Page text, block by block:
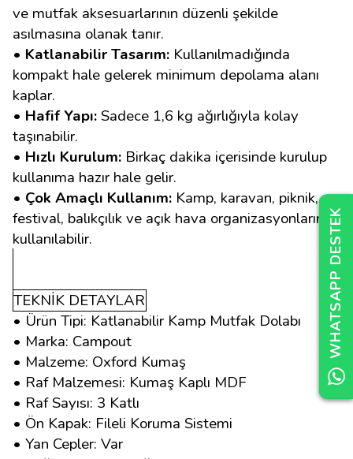
ve mutfak aksesuarlarının düzenli şekilde
asılmasına olanak tanır.
• Katlanabilir Tasarım: Kullanılmadığında
kompakt hale gelerek minimum depolama alanı
kaplar.
• Hafif Yapı:Sadece 1,6 kg ağırlığıyla kolay
taşınabilir.
• Hızlı Kurulum: Birkaç dakika içerisinde kurulup
kullanıma hazır hale gelir.
• Çok Amaçlı Kullanım: Kamp, karavan, piknik,
festival, balıkçılık ve açık hava organizasyonlarında
kullanılabilir.
TEKNİK DETAYLAR
• Ürün Tipi: Katlanabilir Kamp Mutfak Dolabı
• Marka: Campout
• Malzeme: Oxford Kumaş
• Raf Malzemesi: Kumaş Kaplı MDF
• Raf Sayısı: 3 Katlı
• Ön Kapak: Fileli Koruma Sistemi
• Yan Cepler: Var
WHATSAPP DESTEK
WHATSAPP DESTEK
WHATSAPP DESTEK